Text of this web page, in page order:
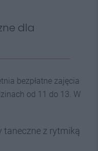
dla
bezpłatne zajęcia
od 11 do 13. W
taneczne z rytmiką